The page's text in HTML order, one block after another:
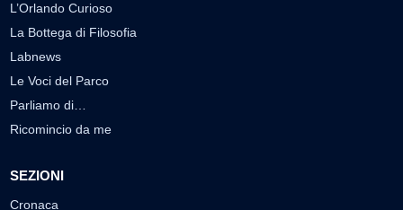
L’Orlando Curioso
La Bottega di Filosofia
Labnews
Le Voci del Parco
Parliamo di…
Ricomincio da me
SEZIONI
Cronaca